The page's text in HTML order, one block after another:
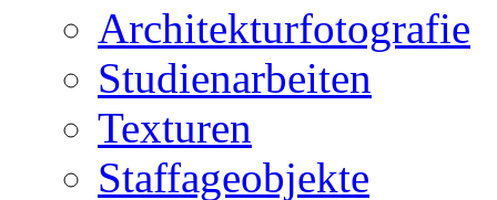
Architekturfotografie
Studienarbeiten
Texturen
Staffageobjekte